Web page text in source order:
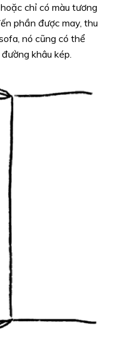
chỉ có màu tương
phần được may, thu
nó cũng có thể
khâu kép.